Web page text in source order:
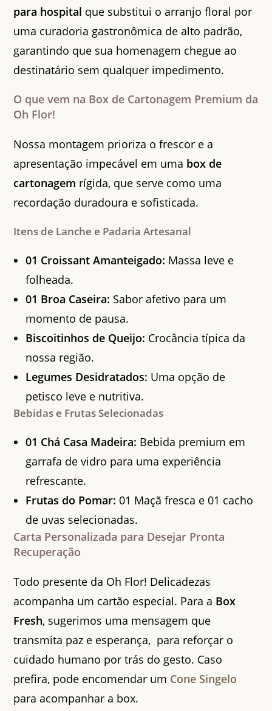
para hospital que substitui o arranjo floral por
uma curadoria gastronômica de alto padrão,
garantindo que sua homenagem chegue ao
destinatário sem qualquer impedimento.
O que vem na Box de Cartonagem Premium da
Oh Flor!
Nossa montagem prioriza o frescor e a
apresentação impecável em uma box de
cartonagem rígida, que serve como uma
recordação duradoura e sofisticada.
Itens de Lanche e Padaria Artesanal
01 Croissant Amanteigado: Massa leve e
folheada.
01 Broa Caseira: Sabor afetivo para um
momento de pausa.
Biscoitinhos de Queijo: Crocância típica da
nossa região.
Legumes Desidratados: Uma opção de
petisco leve e nutritiva.
Bebidas e Frutas Selecionadas
01 Chá Casa Madeira: Bebida premium em
garrafa de vidro para uma experiência
refrescante.
Frutas do Pomar: 01 Maçã fresca e 01 cacho
de uvas selecionadas.
Carta Personalizada para Desejar Pronta
Recuperação
Todo presente da Oh Flor! Delicadezas
acompanha um cartão especial. Para a Box
Fresh, sugerimos uma mensagem que
transmita paz e esperança, para reforçar o
cuidado humano por trás do gesto. Caso
prefira, pode encomendar um Cone Singelo
para acompanhar a box.